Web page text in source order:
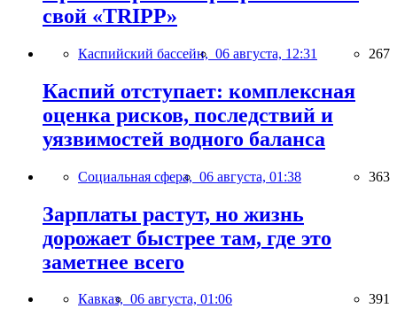
свой «TRIPP»
Каспийский бассейн, 06 августа, 12:31 267
Каспий отступает: комплексная
оценка рисков, последствий и
уязвимостей водного баланса
Социальная сфера, 06 августа, 01:38 363
Зарплаты растут, но жизнь
дорожает быстрее там, где это
заметнее всего
Кавказ, 06 августа, 01:06 391